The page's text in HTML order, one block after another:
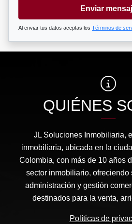
Enviar
Al enviar tus datos aceptas los Términos de
QUIÉNES
JL Soluciones Inmobiliaria,
inmobiliaria, ubicada en la
Colombia, con más de 10 años
sector inmobiliario, ofreciendo
administración y gestión
destinados para la venta,
Políticas de